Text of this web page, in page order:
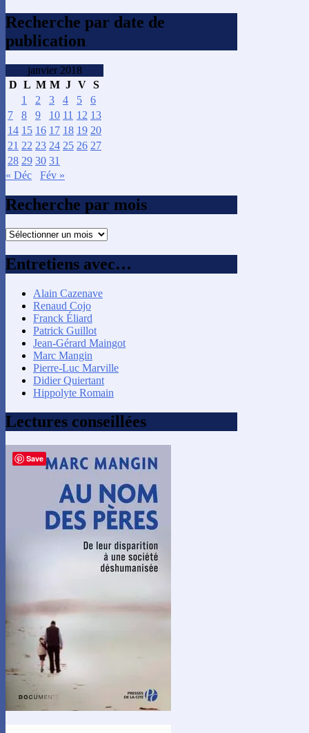
Recherche par date de
publication
janvier 2018
D L M M J V S
1
2 3 4 5
6
7
8 9 10 11 12 13
14 15 16 17 18 19 20
21 22 23 24 25 26 27
28 29 30 31
« Déc
Fév »
Recherche par mois
Recherche
mois
Entretiens avec…
Alain Cazenave
Renaud Cojo
Franck Éliard
Patrick Guillot
Jean-Gérard Maingot
Marc Mangin
Pierre-Luc Marville
Didier Quiertant
Hippolyte Romain
Lectures conseillées
Save